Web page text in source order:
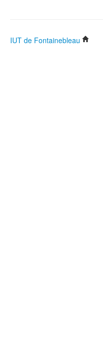
IUT de Fontainebleau